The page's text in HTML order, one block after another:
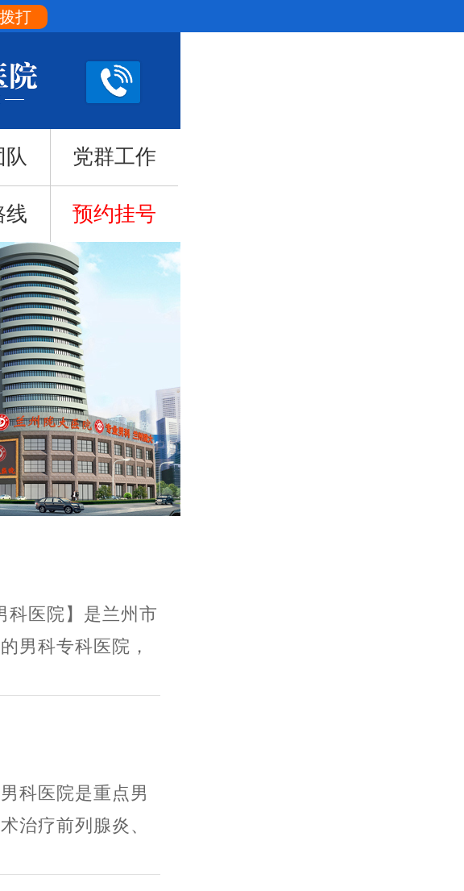
队 党群工作
线 预约挂号
科医院】是兰州市
男科专科医院，
科医院是重点男
治疗前列腺炎、
打